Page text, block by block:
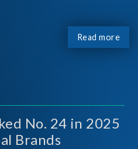
Read more
No. 24 in 2025
Brands